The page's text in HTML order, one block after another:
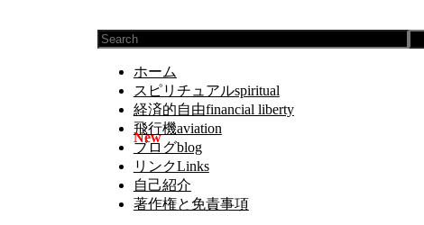
ホーム
スピリチュアルspiritual
経済的自由financial liberty
飛行機aviation
ブログblog
リンクLinks
自己紹介
著作権と免責事項